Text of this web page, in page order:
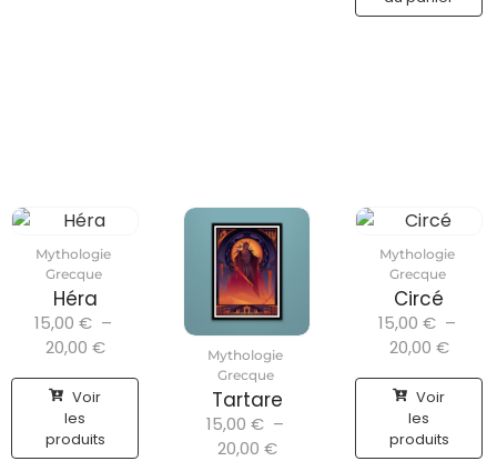
Mythologie
Grecque
Héra
15,00 € –
20,00 €
Voir
les
produits
Mythologie
Grecque
Tartare
15,00 € –
20,00 €
Mythologie
Grecque
Circé
15,00 € –
20,00 €
Voir
les
produits